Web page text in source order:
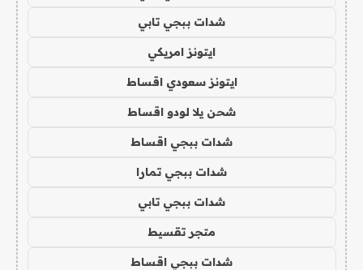
شدات ببجي تابي
ايتونز امريكي
ايتونز سعودي اقساط
شحن يلا لودو اقساط
شدات ببجي اقساط
شدات ببجي تمارا
شدات ببجي تابي
متجر تقسيط
شدات ببجي اقساط